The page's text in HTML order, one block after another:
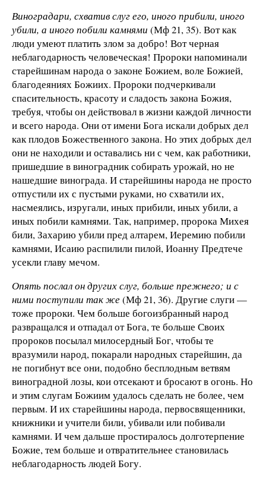
Виноградари, схватив слуг его, иного прибили, иного
убили, а иного побили камнями (Мф 21, 35). Вот как
люди умеют платить злом за добро! Вот черная
неблагодарность человеческая! Пророки напоминали
старейшинам народа о законе Божием, воле Божией,
благодеяниях Божиих. Пророки подчеркивали
спасительность, красоту и сладость закона Божия,
требуя, чтобы он действовал в жизни каждой личности
и всего народа. Они от имени Бога искали добрых дел
как плодов Божественного закона. Но этих добрых дел
они не находили и оставались ни с чем, как работники,
пришедшие в виноградник собирать урожай, но не
нашедшие винограда. И старейшины народа не просто
отпустили их с пустыми руками, но схватили их,
насмеялись, изругали, иных прибили, иных убили, а
иных побили камнями. Так, например, пророка Михея
били, Захарию убили пред алтарем, Иере­мию побили
камнями, Исаию распилили пилой, Иоанну Предтече
усекли главу мечом.
Опять послал он других слуг, больше прежнего; и с
ними поступили так же(Мф 21, 36). Другие слуги —
тоже пророки. Чем больше богоизбранный народ
развращался и отпадал от Бога, те больше Своих
пророков посылал милосердный Бог, чтобы те
вразумили народ, покарали народных старейшин, да
не погибнут все они, подобно бесплодным ветвям
виноградной лозы, кои отсекают и бросают в огонь. Но
и этим слугам Божиим удалось сделать не более, чем
первым. И их старейшины народа, первосвященники,
книжники и учители били, убивали или побивали
камнями. И чем дальше простиралось долготерпение
Божие, тем больше и отвратительнее становилась
неблагодарность людей Богу.